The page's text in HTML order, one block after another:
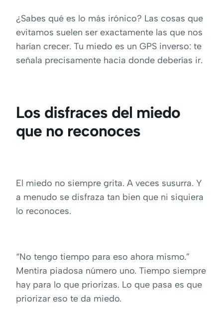
¿Sabes qué es lo más irónico? Las cosas que
evitamos suelen ser exactamente las que nos
harían crecer. Tu miedo es un GPS inverso: te
señala precisamente hacia donde deberías ir.
Los disfraces del miedo
que no reconoces
El miedo no siempre grita. A veces susurra. Y
a menudo se disfraza tan bien que ni siquiera
lo reconoces.
“No tengo tiempo para eso ahora mismo.”
Mentira piadosa número uno. Tiempo siempre
hay para lo que priorizas. Lo que pasa es que
priorizar eso te da miedo.